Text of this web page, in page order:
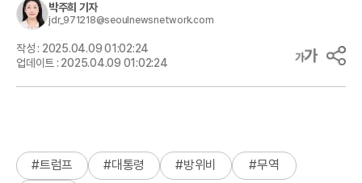
박주희 기자
jdr_971218@seoulnewsnetwork.com
작성 : 2025.04.09 01:02:24
업데이트 : 2025.04.09 01:02:24
#트럼프 #대통령 #방위비 #무역